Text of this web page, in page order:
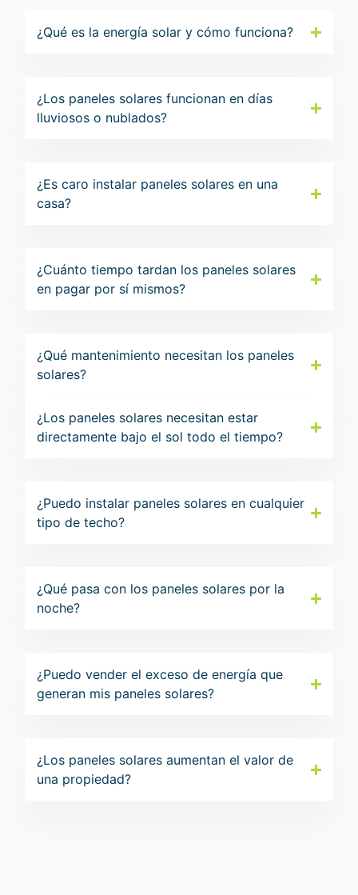
¿Qué es la energía solar y cómo funciona?
¿Los paneles solares funcionan en días
lluviosos o nublados?
¿Es caro instalar paneles solares en una
casa?
¿Cuánto tiempo tardan los paneles solares
en pagar por sí mismos?
¿Qué mantenimiento necesitan los paneles
solares?
¿Los paneles solares necesitan estar
directamente bajo el sol todo el tiempo?
¿Puedo instalar paneles solares en cualquier
tipo de techo?
¿Qué pasa con los paneles solares por la
noche?
¿Puedo vender el exceso de energía que
generan mis paneles solares?
¿Los paneles solares aumentan el valor de
una propiedad?